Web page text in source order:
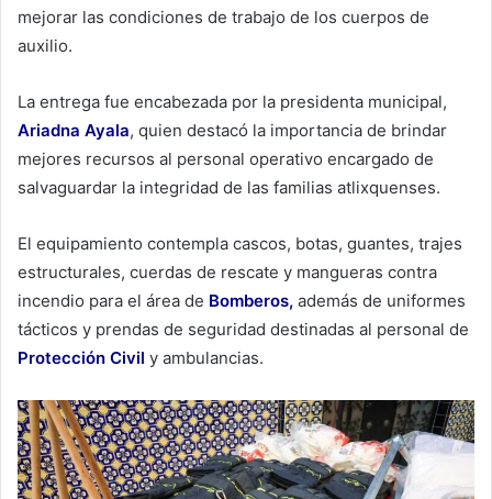
mejorar las condiciones de trabajo de los cuerpos de
auxilio.
La entrega fue encabezada por la presidenta municipal,
Ariadna Ayala, quien destacó la importancia de brindar
mejores recursos al personal operativo encargado de
salvaguardar la integridad de las familias atlixquenses.
El equipamiento contempla cascos, botas, guantes, trajes
estructurales, cuerdas de rescate y mangueras contra
incendio para el área de Bomberos, además de uniformes
tácticos y prendas de seguridad destinadas al personal de
Protección Civil y ambulancias.